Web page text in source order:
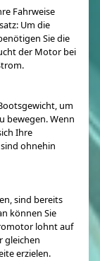
Fahrweise
Um die
Sie die
der Motor bei
um
bewegen. Wenn
Ihre
ohnehin
sind bereits
können Sie
lohnt auf
gleichen
erzielen.